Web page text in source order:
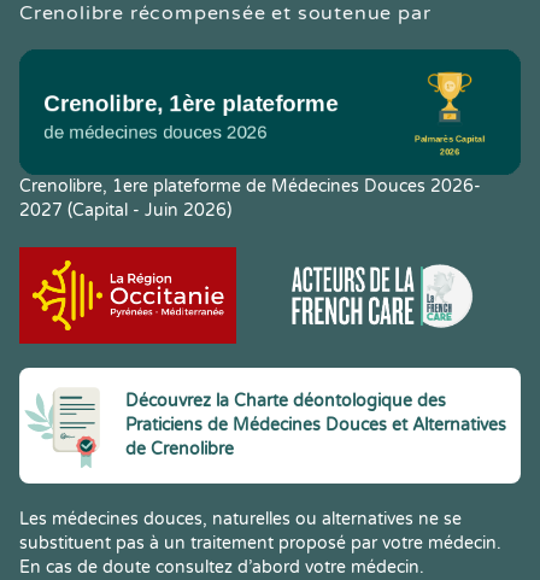
Crenolibre récompensée et soutenue par
Crenolibre, 1ere plateforme de Médecines Douces 2026-
2027 (Capital - Juin 2026)
Découvrez la Charte déontologique des
Praticiens de Médecines Douces et Alternatives
de Crenolibre
Les médecines douces, naturelles ou alternatives ne se
substituent pas à un traitement proposé par votre médecin.
En cas de doute consultez d’abord votre médecin.